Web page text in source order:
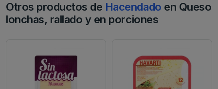
Otros productos de Hacendado en Queso
lonchas, rallado y en porciones